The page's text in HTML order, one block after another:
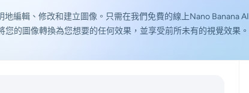
編輯、修改和建立圖像。只需在我們免費的線上Nano Banana AI
的圖像轉換為您想要的任何效果，並享受前所未有的視覺效果。